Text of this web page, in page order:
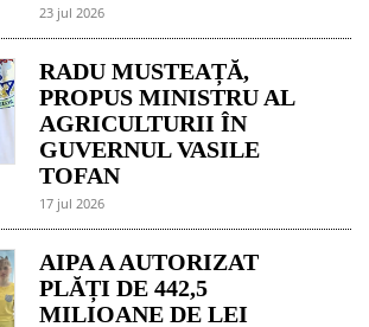
23 jul 2026
RADU MUSTEAȚĂ,
PROPUS MINISTRU AL
AGRICULTURII ÎN
GUVERNUL VASILE
TOFAN
17 jul 2026
AIPA A AUTORIZAT
PLĂȚI DE 442,5
MILIOANE DE LEI